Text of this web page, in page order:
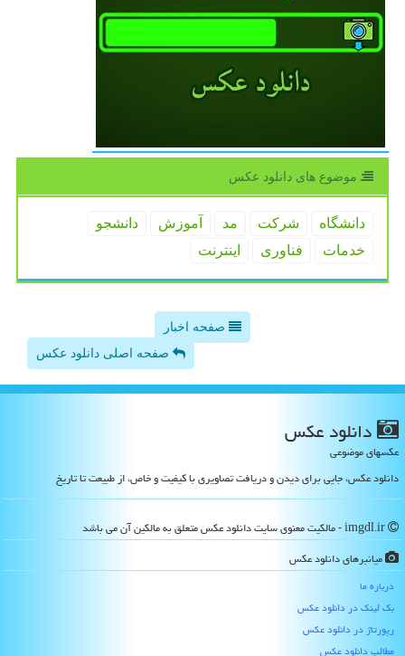
موضوع های دانلود عكس
دانشگاه شركت مد آموزش
دانشجو
خدمات
فناوری اینترنت
صفحه اخبار
صفحه اصلی دانلود عکس
دانلود عكس
عکسهای موضوعی
دانلود عکس، جایی برای دیدن و دریافت تصاویری با کیفیت و خاص، از طبیعت تا تاریخ
میانبرهای دانلود عكس
درباره ما
بک لینک در دانلود عكس
رپورتاژ در دانلود عكس
مطالب دانلود عكس